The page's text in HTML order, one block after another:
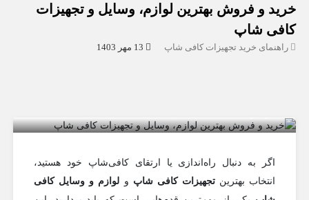
خرید و فروش بهترین لوازم، وسایل و تجهیزات
کافی شاپ
راهنمای خرید تجهیزات کافی شاپ 13 مهر 1403
اگر به دنبال راه‌اندازی یا ارتقای کافی‌شاپ خود هستید،
انتخاب بهترین تجهیزات کافی شاپو لوازم و وسایل کافی